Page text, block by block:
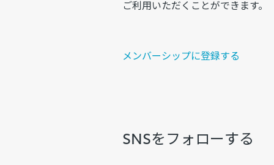
ご利用いただくことができます。
メンバーシップに登録する
SNSをフォローする